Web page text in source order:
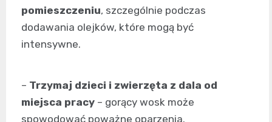
pomieszczeniu, szczególnie podczas
dodawania olejków, które mogą być
intensywne.
– Trzymaj dzieci i zwierzęta z dala od
miejsca pracy – gorący wosk może
spowodować poważne oparzenia.